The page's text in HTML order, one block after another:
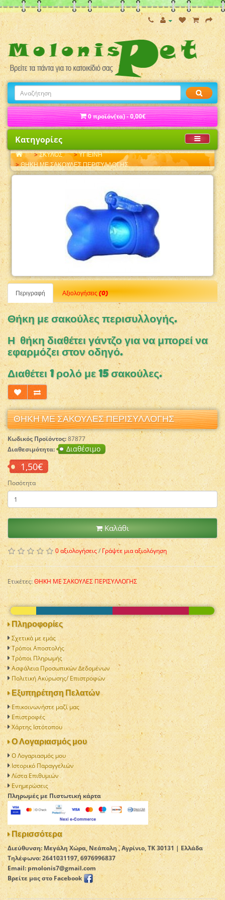
0 προϊόν(τα) - 0,00€
Κατηγορίες
ΣΚΥΛΟΣ
ΥΓΙΕΙΝΗ
ΘΗΚΗ ΜΕ ΣΑΚΟΥΛΕΣ ΠΕΡΙΣΥΛΛΟΓΗΣ
Περιγραφή Αξιολογήσεις (0)
Θήκη με σακούλες περισυλλογής.
Η θήκη διαθέτει γάντζο για να μπορεί να
εφαρμόζει στον οδηγό.
Διαθέτει 1 ρολό με 15 σακούλες.
ΘΗΚΗ ΜΕ ΣΑΚΟΥΛΕΣ ΠΕΡΙΣΥΛΛΟΓΗΣ
Κωδικός Προϊόντος:87877
Διαθεσιμότητα:
Διαθέσιμο
1,50€
Ποσότητα
Καλάθι
0 αξιολογήσεις/Γράψτε μια αξιολόγηση
Ετικέτες:ΘΗΚΗ ΜΕ ΣΑΚΟΥΛΕΣ ΠΕΡΙΣΥΛΛΟΓΗΣ
Πληροφορίες
Σχετικά με εμάς
Τρόποι Αποστολής
Τρόποι Πληρωμής
Ασφάλεια Προσωπικών Δεδομένων
Πολιτική Aκύρωσης/ Επιστροφών
Εξυπηρέτηση Πελατών
Επικοινωνήστε μαζί μας
Επιστροφές
Χάρτης Ιστότοπου
Ο Λογαριασμός μου
Ο Λογαριασμός μου
Ιστορικό Παραγγελιών
Λίστα Επιθυμιών
Ενημερώσεις
Πληρωμές με Πιστωτική κάρτα
Περισσότερα
Διεύθυνση: Μεγάλη Χώρα, Νεάπολη , Αγρίνιο, TK 30131 | Ελλάδα
Τηλέφωνο: 2641031197, 6976996837
Email: pmolonis7@gmail.com
Βρείτε μας στο Facebook